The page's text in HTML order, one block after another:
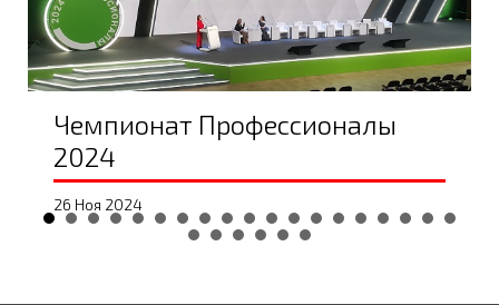
Чемпионат Профессионалы
2024
26 Ноя 2024